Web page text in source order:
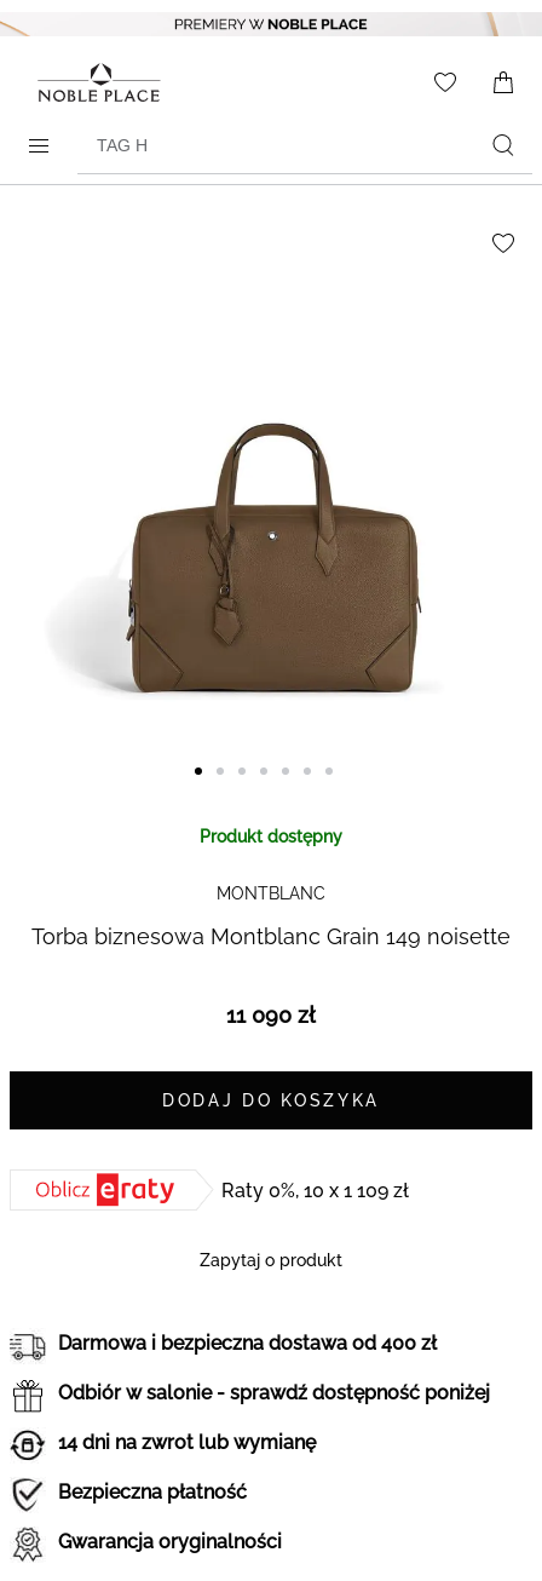
products
Produkt dostępny
MONTBLANC
Torba biznesowa Montblanc Grain 149 noisette
gallery
11 090 zł
DODAJ DO KOSZYKA
Raty 0%, 10 x 1 109 zł
Zapytaj o produkt
Darmowa i bezpieczna dostawa od 400 zł
Odbiór w salonie - sprawdź dostępność poniżej
14 dni na zwrot lub wymianę
Bezpieczna płatność
Gwarancja oryginalności